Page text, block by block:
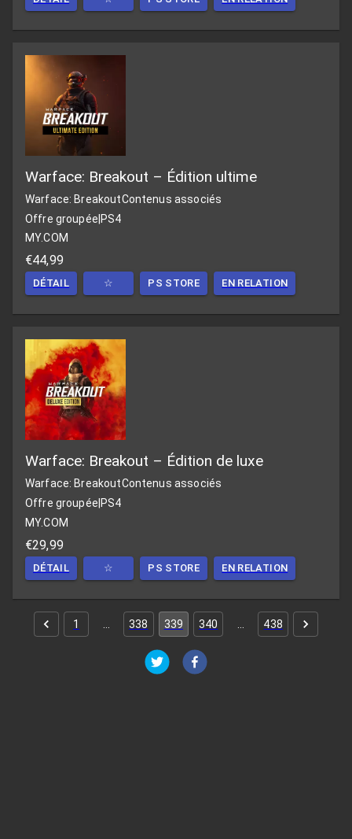
Warface: Breakout – Édition ultime
Warface: BreakoutContenus associés
Offre groupée|PS4
MY.COM
€44,99
DÉTAIL ☆ PS STORE EN RELATION
Warface: Breakout – Édition de luxe
Warface: BreakoutContenus associés
Offre groupée PS4
MY.COM
€29,99
DÉTAIL ☆ PS STORE EN RELATION
1 338 339 340 438